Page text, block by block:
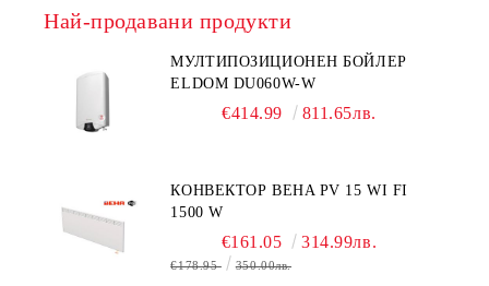
Най-продавани продукти
МУЛТИПОЗИЦИОНЕН БОЙЛЕР
ELDOM DU060W-W
€414.99 811.65лв.
КОНВЕКТОР BEHA PV 15 WI FI
1500 W
€161.05 314.99лв.
€178.95 350.00лв.